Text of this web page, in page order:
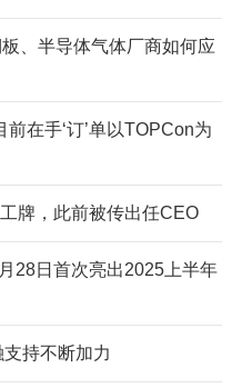
、半导体气体厂商如何应
在手‘订’单以TOPCon为
牌，此前被传出任CEO
28日首次亮出2025上半年
持不断加力